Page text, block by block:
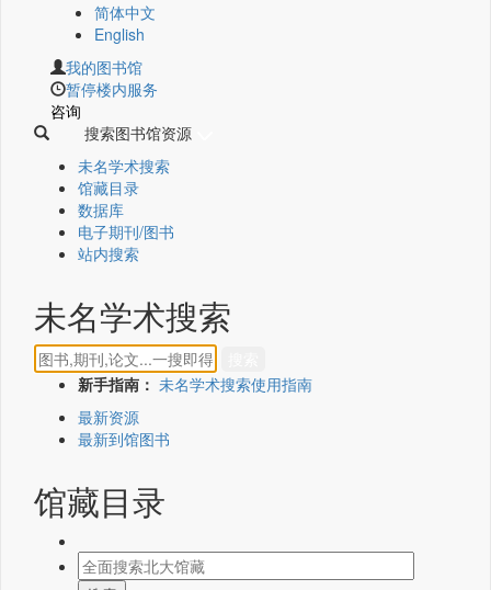
简体中文
English
我的图书馆
暂停楼内服务
咨询
搜索图书馆资源
未名学术搜索
馆藏目录
数据库
电子期刊/图书
站内搜索
未名学术搜索
新手指南： 未名学术搜索使用指南
最新资源
最新到馆图书
馆藏目录